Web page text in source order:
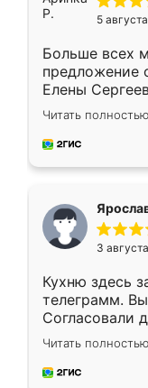
5
Больше всех
предложение
Елены
короткие
для замера
предложил по
Читать полностью
3
Кухню здесь
телеграмм.
Согласовали
недели кухня
довольны
мебель за
Читать полностью